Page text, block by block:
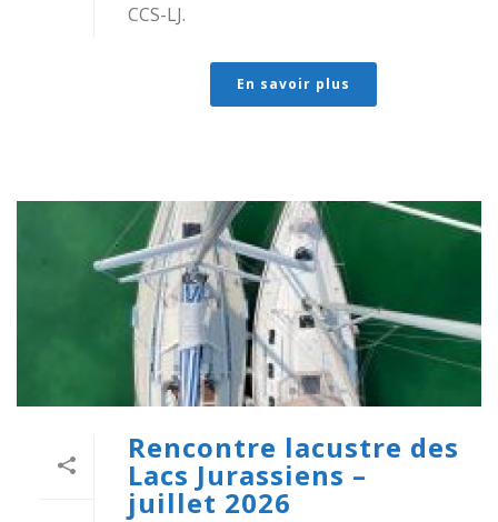
CCS-LJ.
En savoir plus
Rencontre lacustre des
Lacs Jurassiens –
juillet 2026